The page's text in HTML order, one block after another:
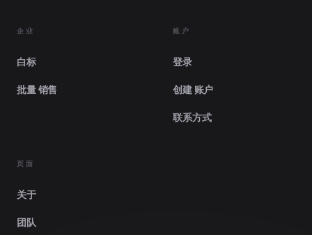
企业
白标
批量 销售
账户
登录
创建 账户
联系方式
页面
关于
团队